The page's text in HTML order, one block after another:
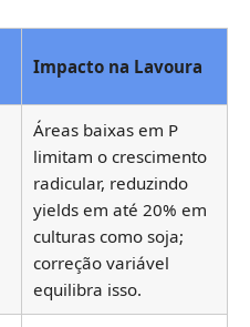
Impacto na Lavoura
Áreas baixas em P
limitam o crescimento
radicular, reduzindo
yields em até 20% em
culturas como soja;
correção variável
equilibra isso.